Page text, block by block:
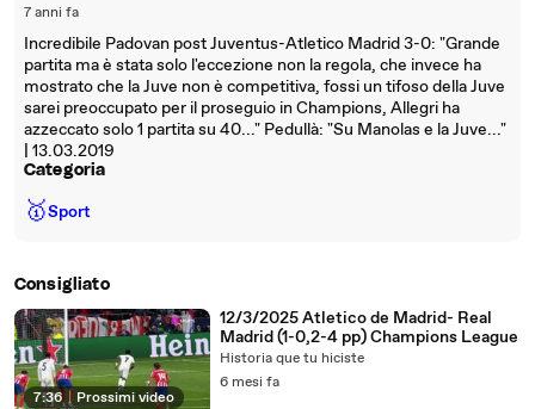
7 anni fa
Incredibile Padovan post Juventus-Atletico Madrid 3-0: "Grande
partita ma è stata solo l'eccezione non la regola, che invece ha
mostrato che la Juve non è competitiva, fossi un tifoso della Juve
sarei preoccupato per il proseguio in Champions, Allegri ha
azzeccato solo 1 partita su 40..." Pedullà: "Su Manolas e la Juve..."
| 13.03.2019
Categoria
🥇Sport
Consigliato
7:36 | Prossimi video
12/3/2025 Atletico de Madrid- Real
Madrid (1-0,2-4 pp) Champions League
Historia que tu hiciste
6 mesi fa